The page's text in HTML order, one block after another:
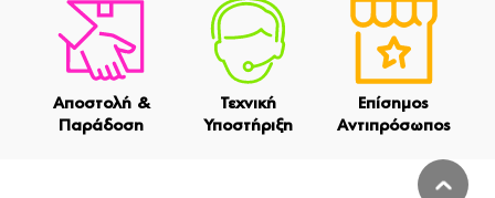
Αποστολή &
Παράδοση
Τεχνική
Υποστήριξη
Επίσημος
Αντιπρόσωπος